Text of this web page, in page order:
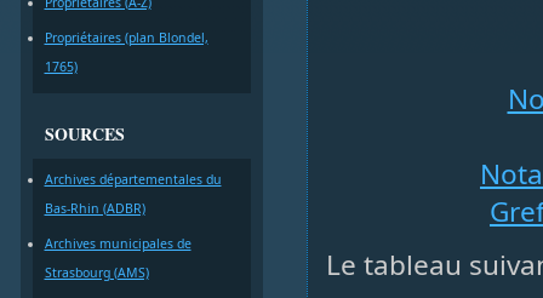
Propriétaires (plan Blondel,
1765)
SOURCES
Archives départementales du
Bas-Rhin (ADBR)
Archives municipales de
Strasbourg (AMS)
Le tableau